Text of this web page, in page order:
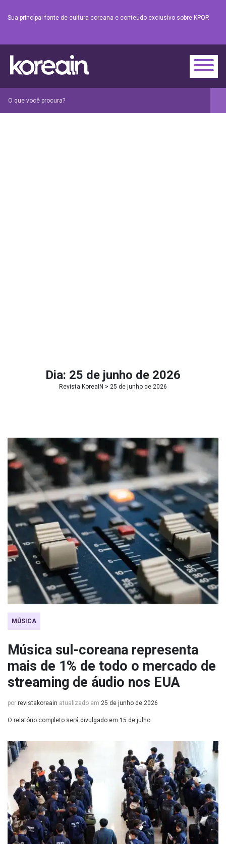
Sua principal fonte de cultura coreana e conteúdo exclusivo sobre KPOP.
Dia: 25 de junho de 2026
Revista KoreaIN > 25 de junho de 2026
MÚSICA
Música sul-coreana representa
mais de 1% de todo o mercado de
streaming de áudio nos EUA
por revistakoreain atualizado em 25 de junho de 2026
O relatório completo será divulgado em 15 de julho